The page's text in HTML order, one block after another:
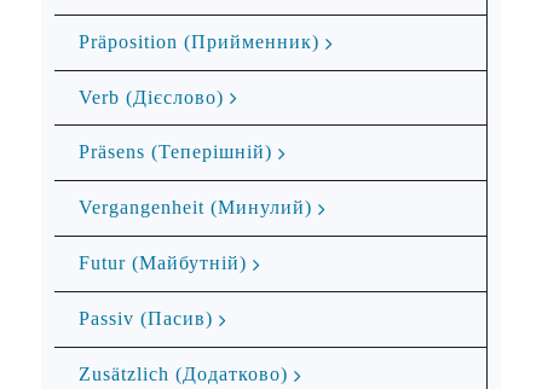
Präposition (Прийменник)
Verb (Дієслово)
Präsens (Теперішній)
Vergangenheit (Минулий)
Futur (Майбутній)
Passiv (Пасив)
Zusätzlich (Додатково)